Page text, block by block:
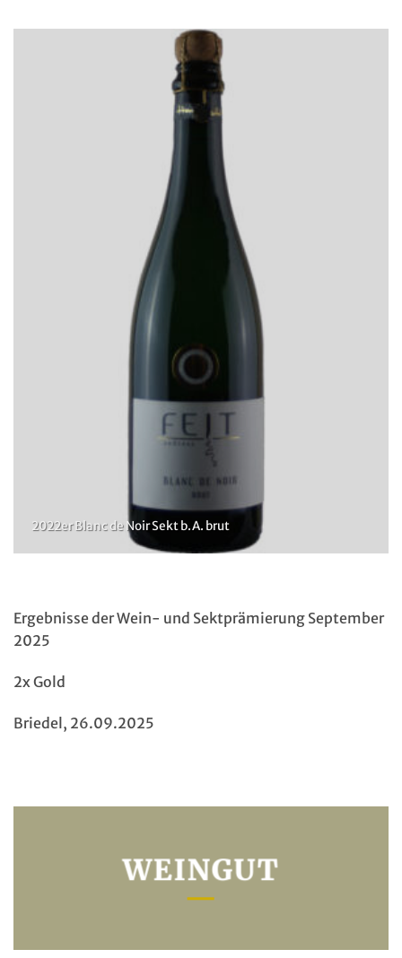
2022er Blanc de Noir Sekt b.A. brut
Ergebnisse der Wein- und Sektprämierung September
2025
2x Gold
Briedel, 26.09.2025
WEINGUT